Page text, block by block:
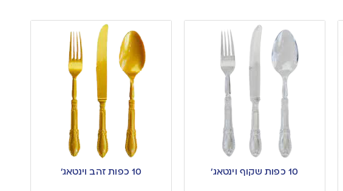
10 כפות שקוף וינטאג’ 10 כפות זהב וינטאג’